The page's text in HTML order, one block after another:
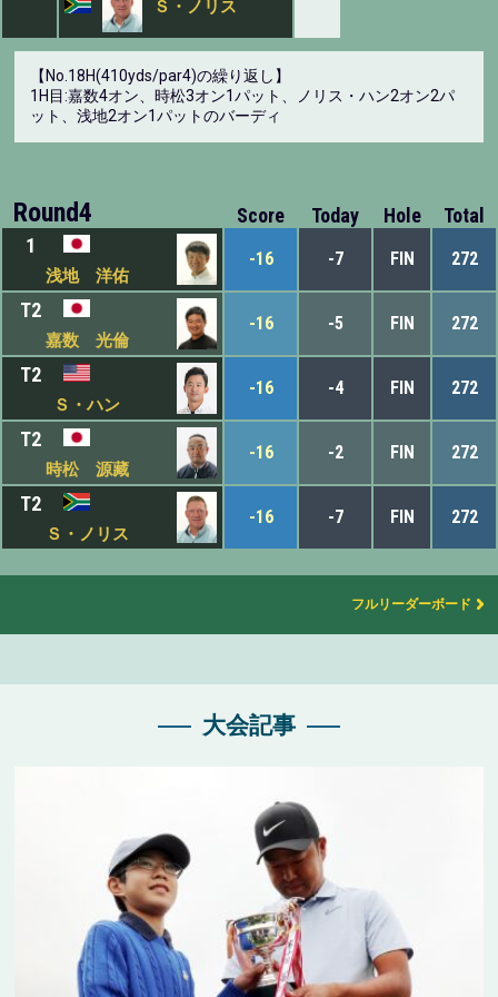
Ｓ・ノリス
【No.18H(410yds/par4)の繰り返し】
1H目:嘉数4オン、時松3オン1パット、ノリス・ハン2オン2パ
ット、浅地2オン1パットのバーディ
Round4 Score Today Hole
Total
1
浅地 洋佑
-16 -7 FIN 272
T2
嘉数 光倫
-16 -5 FIN 272
T2
Ｓ・ハン
-16 -4 FIN 272
T2
時松 源藏
-16 -2 FIN 272
T2
Ｓ・ノリス
-16 -7 FIN 272
フルリーダーボード
大会記事